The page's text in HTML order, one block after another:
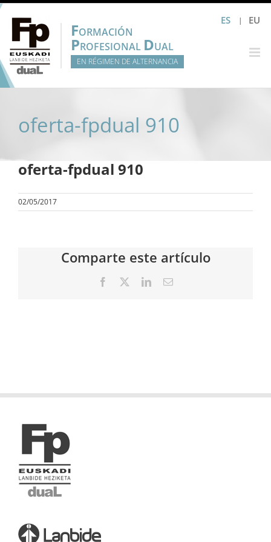
Saltar
contenido
ES EU
FORMACIÓN
PROFESIONAL DUAL
EN RÉGIMEN DE ALTERNANCIA
oferta-fpdual 910
oferta-fpdual 910
02/05/2017
Comparte este artículo
Facebook LinkedInCorreo